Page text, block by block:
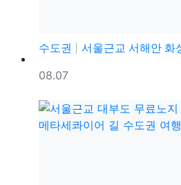
수도권
서울근교 서해안 화성시 인생
등록일
08.07